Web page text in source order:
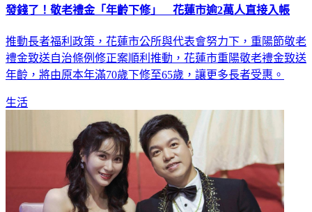
發錢了！敬老禮金「年齡下修」 花蓮市逾2萬人直接入帳
推動長者福利政策，花蓮市公所與代表會努力下，重陽節敬老
禮金致送自治條例修正案順利推動，花蓮市重陽敬老禮金致送
年齡，將由原本年滿70歲下修至65歲，讓更多長者受惠。
生活